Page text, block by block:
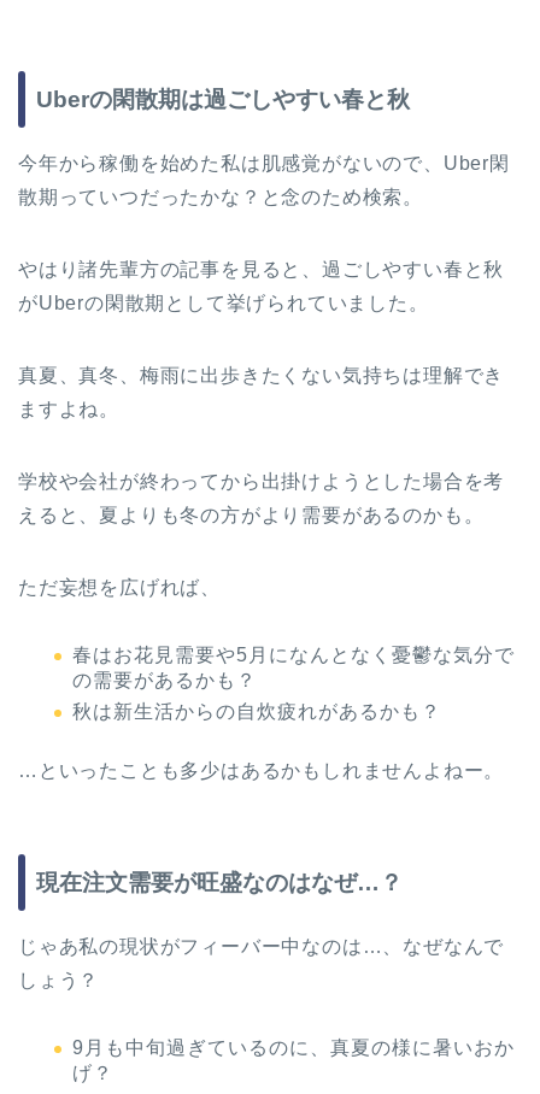
Uberの閑散期は過ごしやすい春と秋
今年から稼働を始めた私は肌感覚がないので、Uber閑
散期っていつだったかな？と念のため検索。
やはり諸先輩方の記事を見ると、過ごしやすい春と秋
がUberの閑散期として挙げられていました。
真夏、真冬、梅雨に出歩きたくない気持ちは理解でき
ますよね。
学校や会社が終わってから出掛けようとした場合を考
えると、夏よりも冬の方がより需要があるのかも。
ただ妄想を広げれば、
春はお花見需要や5月になんとなく憂鬱な気分で
の需要があるかも？
秋は新生活からの自炊疲れがあるかも？
…といったことも多少はあるかもしれませんよねー。
現在注文需要が旺盛なのはなぜ…？
じゃあ私の現状がフィーバー中なのは…、なぜなんで
しょう？
9月も中旬過ぎているのに、真夏の様に暑いおか
げ？